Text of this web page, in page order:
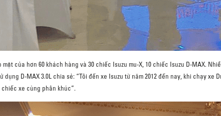
mặt của hơn 60 khách hàng và 30 chiếc Isuzu mu-X, 10 chiếc Isuzu D-MAX.
dụng D-MAX 3.0L chia sẻ: “Tôi đến xe Isuzu từ năm 2012 đến nay, khi chạy
xe cùng phân khúc”.